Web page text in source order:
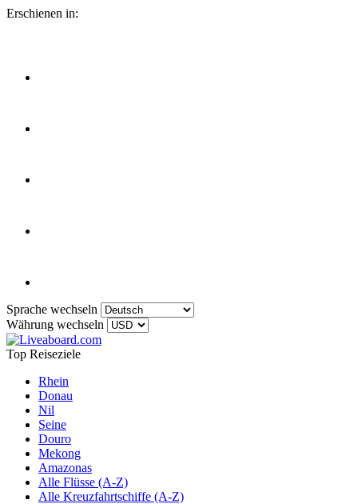
Erschienen in:
Sprache wechseln
Währung wechseln
Top Reiseziele
Rhein
Donau
Nil
Seine
Douro
Mekong
Amazonas
Alle Flüsse (A-Z)
Alle Kreuzfahrtschiffe (A-Z)